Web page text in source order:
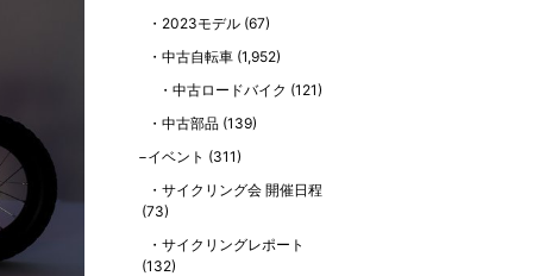
2023モデル (67)
中古自転車 (1,952)
中古ロードバイク (121)
中古部品 (139)
イベント (311)
サイクリング会 開催日程
(73)
サイクリングレポート
(132)